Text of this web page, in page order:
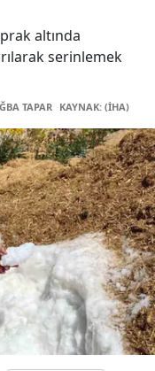
altında
serinlemek
TAPAR KAYNAK: (İHA)